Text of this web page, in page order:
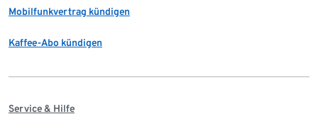
Mobilfunkvertrag kündigen
Kaffee-Abo kündigen
Service & Hilfe